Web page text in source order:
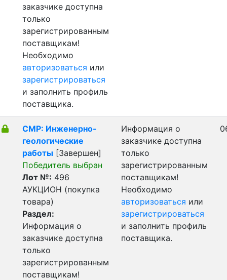
заказчике доступна
только
зарегистрированным
поставщикам!
Необходимо
авторизоваться или
зарегистрироваться
и заполнить профиль
поставщика.
СМР: Инженерно-
геологические
работы [Завершен]
Победитель выбран
Лот №: 496
АУКЦИОН (покупка
товара)
Раздел:
Информация о
заказчике доступна
только
зарегистрированным
поставщикам!
Информация о
заказчике доступна
только
зарегистрированным
поставщикам!
Необходимо
авторизоваться или
зарегистрироваться
и заполнить профиль
поставщика.